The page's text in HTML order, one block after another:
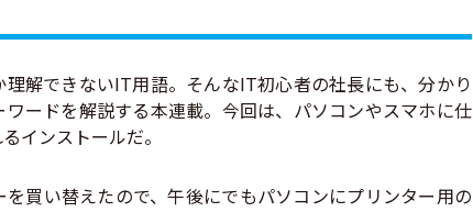
解できないIT用語。そんなIT初心者の社長にも、分かり
ードを解説する本連載。今回は、パソコンやスマホに仕
インストールだ。
を買い替えたので、午後にでもパソコンにプリンター用の